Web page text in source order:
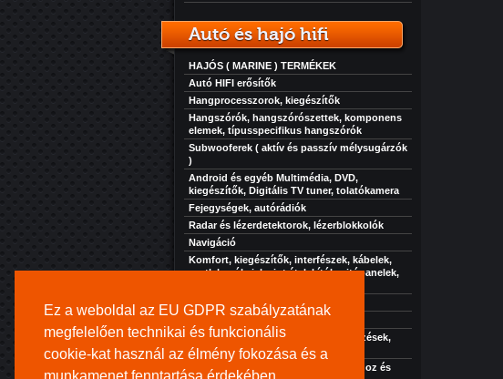
Ez a weboldal az EU GDPR szabályzatának
megfelelően technikai és funkcionális
cookie-kat használ az élmény fokozása és a
Autó és hajó hifi
HAJÓS ( MARINE ) TERMÉKEK
Autó HIFI erősítők
Hangprocesszorok, kiegészítők
Hangszórók, hangszórószettek, komponens
elemek, típusspecifikus hangszórók
Subwooferek ( aktív és passzív mélysugárzók
)
Android és egyéb Multimédia, DVD,
kiegészítők, Digitális TV tuner, tolatókamera
Fejegységek, autórádiók
Radar és lézerdetektorok, lézerblokkolók
Navigáció
Komfort, kiegészítők, interfészek, kábelek,
csatlakozók, jelszint átalakítók, ajtópanelek,
Akkuk-töltők-elektronikák
Extra kiegészítők, kényelmi berendezések,
hűtés, fűtés, stb...
Kihangosító rendszer turistajáratokhoz és